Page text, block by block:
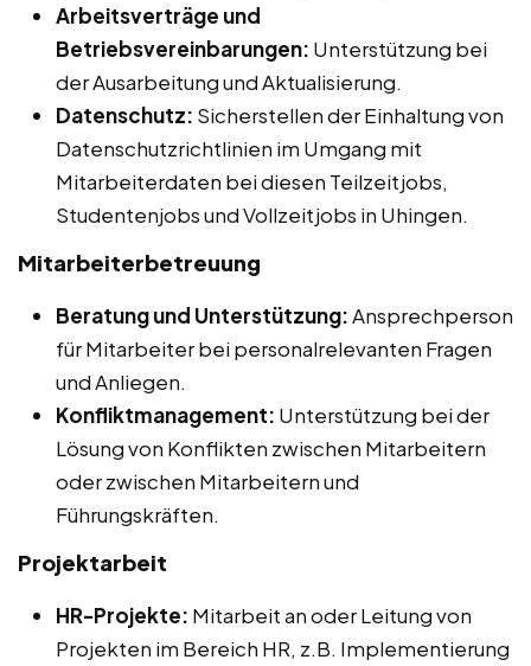
Arbeitsverträge und
Betriebsvereinbarungen: Unterstützung bei
der Ausarbeitung und Aktualisierung.
Datenschutz: Sicherstellen der Einhaltung von
Datenschutzrichtlinien im Umgang mit
Mitarbeiterdaten bei diesen Teilzeitjobs,
Studentenjobs und Vollzeitjobs in Uhingen.
Mitarbeiterbetreuung
Beratung und Unterstützung:Ansprechperson
für Mitarbeiter bei personalrelevanten Fragen
und Anliegen.
Konfliktmanagement: Unterstützung bei der
Lösung von Konflikten zwischen Mitarbeitern
oder zwischen Mitarbeitern und
Führungskräften.
Projektarbeit
HR-Projekte: Mitarbeit an oder Leitung von
Projekten im Bereich HR, z.B. Implementierung